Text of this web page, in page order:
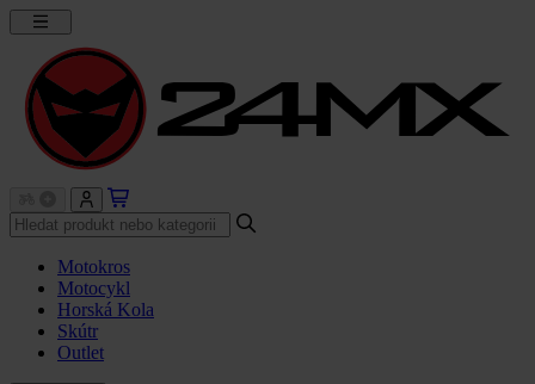
Motokros
Motocykl
Horská Kola
Skútr
Outlet